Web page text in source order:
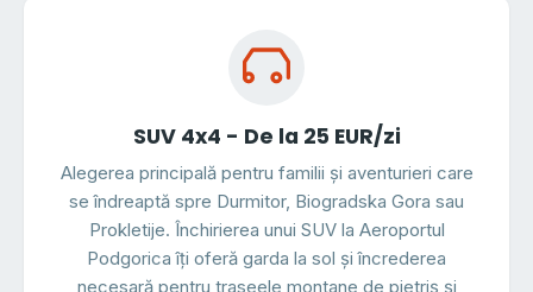
SUV 4x4 - De la 25 EUR/zi
Alegerea principală pentru familii și aventurieri care
se îndreaptă spre Durmitor, Biogradska Gora sau
Prokletije. Închirierea unui SUV la Aeroportul
Podgorica îți oferă garda la sol și încrederea
necesară pentru traseele montane de pietriș și